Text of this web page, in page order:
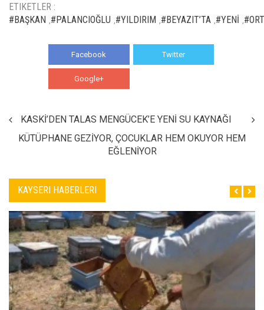
ETIKETLER :
#BAŞKAN #PALANCIOĞLU #YILDIRIM #BEYAZIT’TA #YENİ
Facebook Twitter
Google+
KASKİ’DEN TALAS MENGÜCEK’E YENİ SU KAYNAĞI
KÜTÜPHANE GEZİYOR, ÇOCUKLAR HEM OKUYOR HEM
EĞLENİYOR
KAYSERI HABERLERI